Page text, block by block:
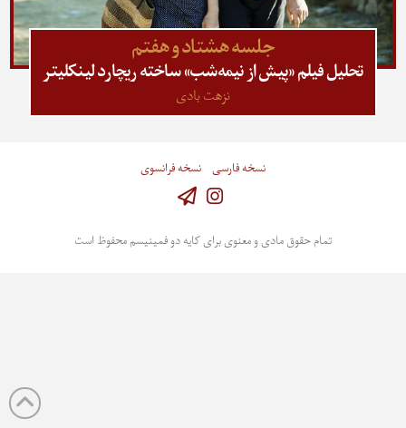
جلسه هشتاد و هفتم
تحلیل فیلم «پیش از نیمه‌شب» ساخته ریچارد لینکلیتر
نزهت بادی
نسخه فارسی نسخه فرانسوی
تمام حقوق مادی و معنوی برای کایه دو فمینیسم محفوظ است